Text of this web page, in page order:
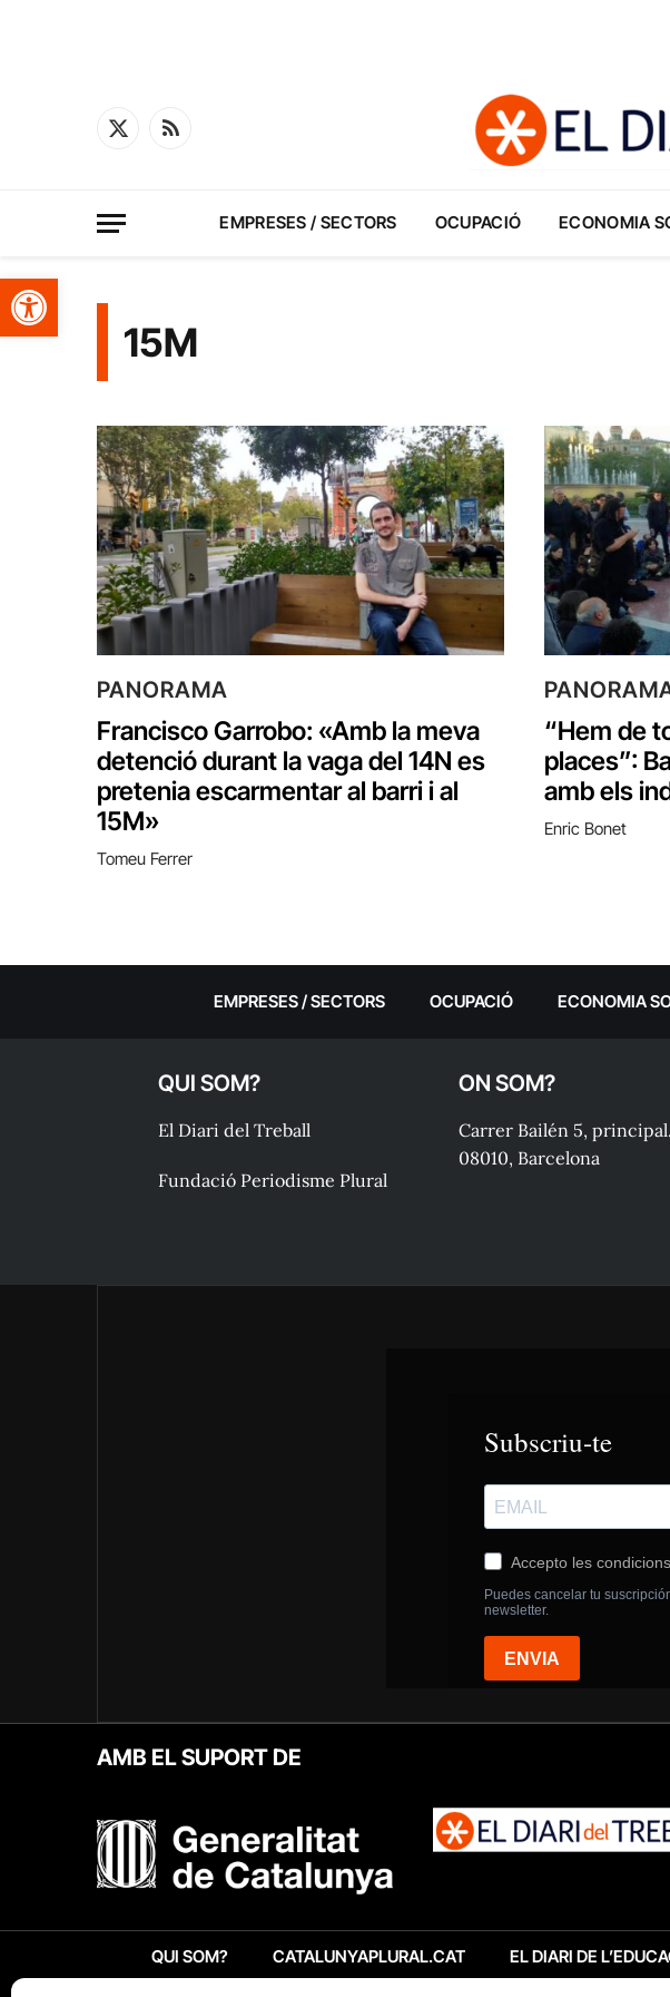
Obre la barra d'eines
X
RSS
EMPRESES / SECTORS OCUPACIÓ ECONOMIA
15M
PANORAMA
Francisco Garrobo: «Amb la meva
detenció durant la vaga del 14N es
pretenia escarmentar al barri i al
15M»
Tomeu Ferrer
“Hem de
places”:
amb els
Enric Bonet
EMPRESES / SECTORS OCUPACIÓ ECONOMIA
QUI SOM?
El Diari del Treball
Fundació Periodisme Plural
ON SOM?
Carrer Bailén 5, principal.
08010, Barcelona
AMB EL SUPORT DE
QUI SOM? CATALUNYAPLURAL.CAT EL DIARI DE